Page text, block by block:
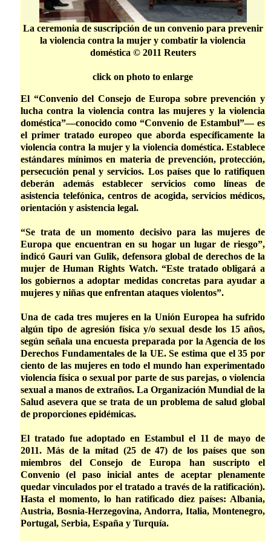
La ceremonia de suscripción de un convenio para prevenir
la violencia contra la mujer y combatir la violencia
doméstica © 2011 Reuters
click on photo to enlarge
El “Convenio del Consejo de Europa sobre prevención y
lucha contra la violencia contra las mujeres y la violencia
doméstica”­­—conocido como “Convenio de Estambul”— es
el primer tratado europeo que aborda específicamente la
violencia contra la mujer y la violencia doméstica. Establece
estándares mínimos en materia de prevención, protección,
persecución penal y servicios. Los países que lo ratifiquen
deberán además establecer servicios como líneas de
asistencia telefónica, centros de acogida, servicios médicos,
orientación y asistencia legal.
“Se trata de un momento decisivo para las mujeres de
Europa que encuentran en su hogar un lugar de riesgo”,
indicó Gauri van Gulik, defensora global de derechos de la
mujer de Human Rights Watch. “Este tratado obligará a
los gobiernos a adoptar medidas concretas para ayudar a
mujeres y niñas que enfrentan ataques violentos”.
Una de cada tres mujeres en la Unión Europea ha sufrido
algún tipo de agresión física y/o sexual desde los 15 años,
según señala una encuesta preparada por la Agencia de los
Derechos Fundamentales de la UE. Se estima que el 35 por
ciento de las mujeres en todo el mundo han experimentado
violencia física o sexual por parte de sus parejas, o violencia
sexual a manos de extraños. La Organización Mundial de la
Salud asevera que se trata de un problema de salud global
de proporciones epidémicas.
El tratado fue adoptado en Estambul el 11 de mayo de
2011. Más de la mitad (25 de 47) de los países que son
miembros del Consejo de Europa han suscripto el
Convenio (el paso inicial antes de aceptar plenamente
quedar vinculados por el tratado a través de la ratificación).
Hasta el momento, lo han ratificado diez países: Albania,
Austria, Bosnia-Herzegovina, Andorra, Italia, Montenegro,
Portugal, Serbia, España y Turquía.